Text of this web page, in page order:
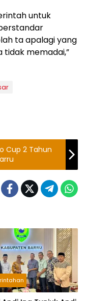
untuk
ta apalagi yang
tidak memadai,”
Cup 2 Tahun